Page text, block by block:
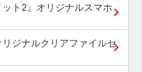
ト2』オリジナルスマホ
ジナルクリアファイルセ